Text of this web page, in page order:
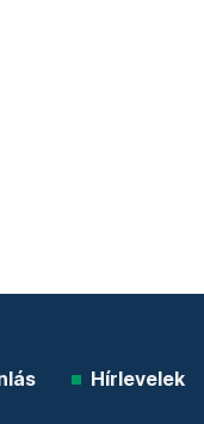
Hírlevelek